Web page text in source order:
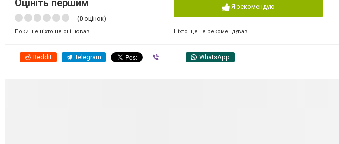
Оцініть першим
(0 оцінок)
Поки ще ніхто не оцінював
Я рекомендую
Ніхто ще не рекомендував
Reddit Telegram WhatsApp